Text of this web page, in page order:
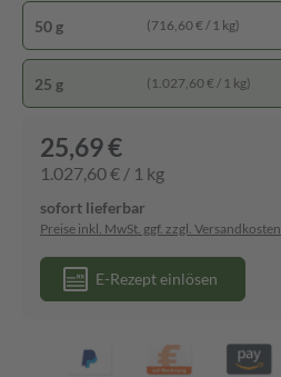
50 g (716,60 € / 1 kg)
25 g (1.027,60 € / 1 kg)
25,69 €
1.027,60 € / 1 kg
sofort lieferbar
Preise inkl. MwSt. ggf. zzgl. Versandkosten
E-Rezept einlösen